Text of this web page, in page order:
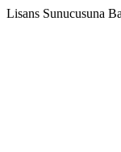
Lisans Sunucusuna